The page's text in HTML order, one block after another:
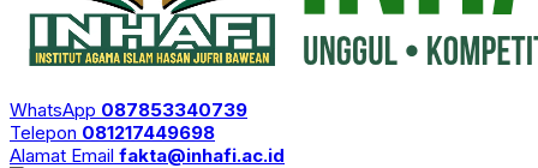
WhatsApp 087853340739
Telepon 081217449698
Alamat Email fakta@inhafi.ac.id